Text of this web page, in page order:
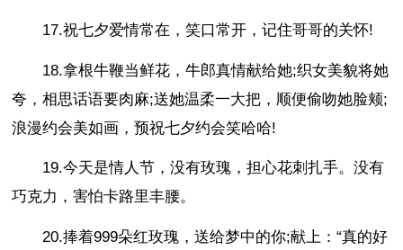
17.祝七夕爱情常在，笑口常开，记住哥哥的关怀!
18.拿根牛鞭当鲜花，牛郎真情献给她;织女美貌将她
夸，相思话语要肉麻;送她温柔一大把，顺便偷吻她脸颊;
浪漫约会美如画，预祝七夕约会笑哈哈!
19.今天是情人节，没有玫瑰，担心花刺扎手。没有
巧克力，害怕卡路里丰腰。
20.捧着999朵红玫瑰，送给梦中的你;献上：“真的好